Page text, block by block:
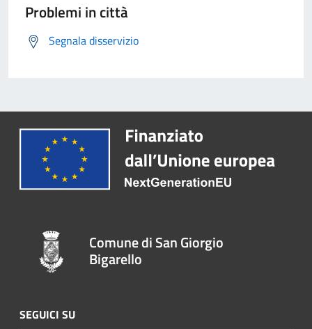
Problemi in città
Segnala disservizio
Comune di San Giorgio
Bigarello
SEGUICI SU